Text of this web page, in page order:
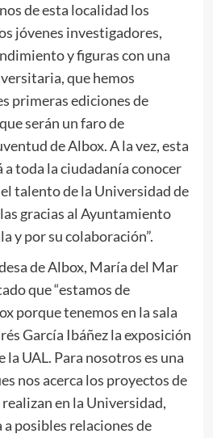
de esta localidad los
jóvenes investigadores,
y figuras con una
que hemos
primeras ediciones de
serán un faro de
de Albox. A la vez, esta
toda la ciudadanía conocer
talento de la Universidad de
gracias al Ayuntamiento
y por su colaboración”.
de Albox, María del Mar
que “estamos de
porque tenemos en la sala
García Ibáñez la exposición
la UAL. Para nosotros es una
nos acerca los proyectos de
en la Universidad,
posibles relaciones de